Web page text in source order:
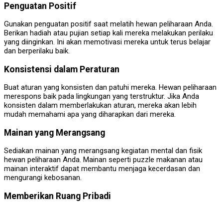
Penguatan Positif
Gunakan penguatan positif saat melatih hewan peliharaan Anda.
Berikan hadiah atau pujian setiap kali mereka melakukan perilaku
yang diinginkan. Ini akan memotivasi mereka untuk terus belajar
dan berperilaku baik.
Konsistensi dalam Peraturan
Buat aturan yang konsisten dan patuhi mereka. Hewan peliharaan
merespons baik pada lingkungan yang terstruktur. Jika Anda
konsisten dalam memberlakukan aturan, mereka akan lebih
mudah memahami apa yang diharapkan dari mereka.
Mainan yang Merangsang
Sediakan mainan yang merangsang kegiatan mental dan fisik
hewan peliharaan Anda. Mainan seperti puzzle makanan atau
mainan interaktif dapat membantu menjaga kecerdasan dan
mengurangi kebosanan.
Memberikan Ruang Pribadi